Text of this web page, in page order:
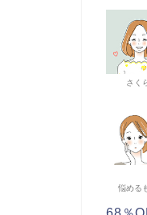
さく
悩める